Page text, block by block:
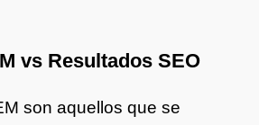
vs Resultados SEO
son aquellos que se